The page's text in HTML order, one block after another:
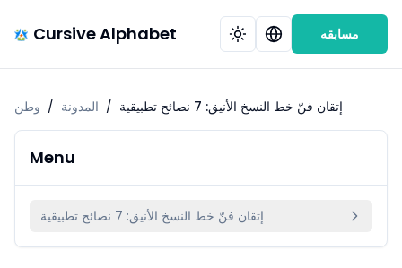
Cursive Alphabet مسابقه
وطن / المدونة / إتقان فنّ خط النسخ الأنيق: 7 نصائح تطبيقية
Menu
إتقان فنّ خط النسخ الأنيق: 7 نصائح تطبيقية